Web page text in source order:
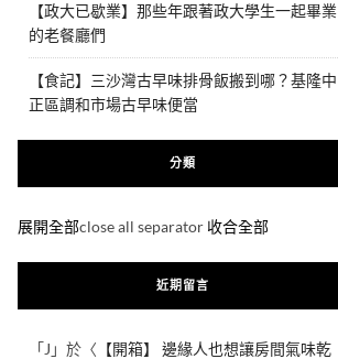
【政大已歇業】那些年跟著政大學生一起畢業
的老餐廳們
【食記】三沙灣古早味排骨飯搬到哪？基隆中
正區調和市場古早味便當
分類
展開全部close all separator 收合全部
近期留言
「J 」於〈 【開箱】 邊緣人也想讓房間氣味乾